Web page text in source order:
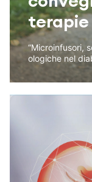
terapie
“Microinfusori,
ologiche nel